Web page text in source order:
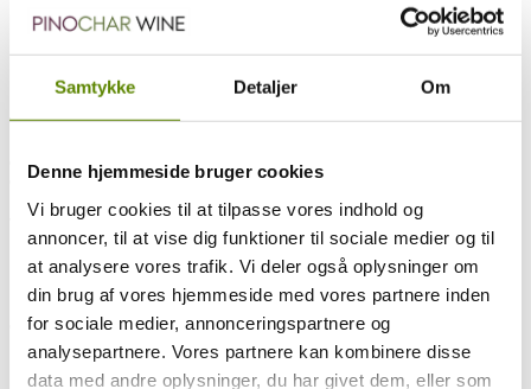
Samtykke Detaljer Om
Denne hjemmeside bruger cookies
Vi bruger cookies til at tilpasse vores indhold og
annoncer, til at vise dig funktioner til sociale medier og til
at analysere vores trafik. Vi deler også oplysninger om
din brug af vores hjemmeside med vores partnere inden
for sociale medier, annonceringspartnere og
analysepartnere. Vores partnere kan kombinere disse
data med andre oplysninger, du har givet dem, eller som
Om vinen
Mere om producenten
Smagsnoter
Village marken Champs Claude er faktisk beliggende i kommunen
og Chassagne-Montrachet. Jean-Marc ejer hele 1,38 hektar af
denne mark, og har derfor en ganske pæn produktion af denne vin.
Jorden er ret lerholdig og marken er den lavest beliggende mark i
hele Côte d’Or, hvilket bl.a. betyder området er relativt fugtigt.
Den giver rustikke og langtlevende vine, der er forrygende madvine.
Domaine Jean-Marc Pillot er beliggende i Chassagne-Montrachet,
og laver formidable røde og hvide Bourgogne vine!
Det er mange år siden man har kunnet købe disse vine i Danmark,
men nu har du heldigvis igen muligheden.